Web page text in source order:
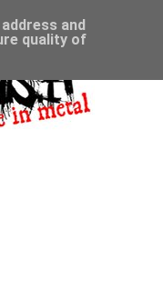
and
quality of